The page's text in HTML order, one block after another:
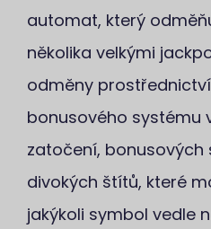
automat, který
několika velkými
odměny
bonusového systému
zatočení,
divokých štítů, které
jakýkoli symbol vedle